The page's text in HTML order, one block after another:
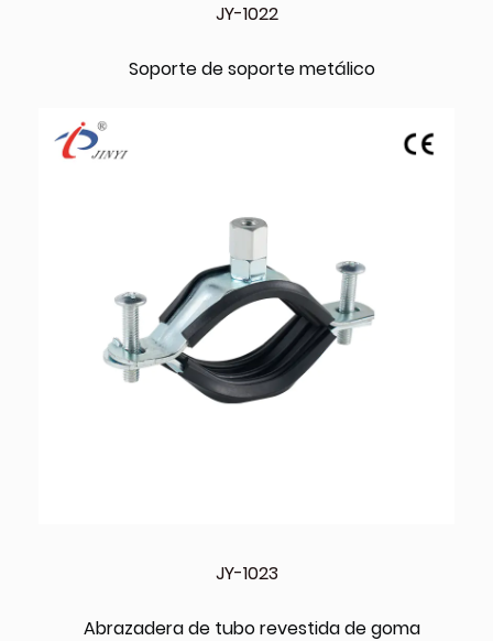
JY-1022
Soporte de soporte metálico
JY-1023
Abrazadera de tubo revestida de goma